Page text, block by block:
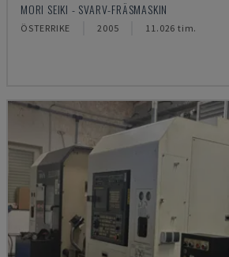
MORI SEIKI - SVARV-FRÄSMASKIN
ÖSTERRIKE 2005 11.026 tim.